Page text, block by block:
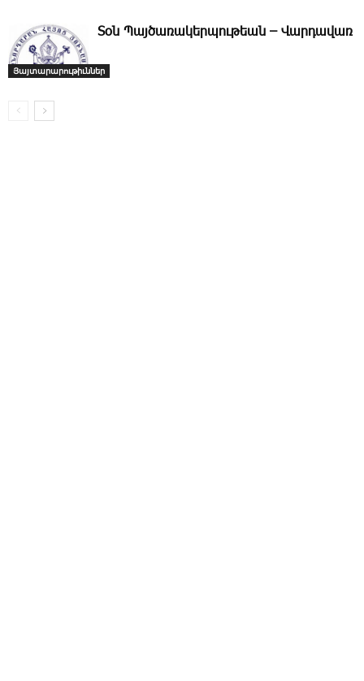
Յայտարարութիւններ
­Տօն Պայծառակերպութեան – Վարդավառ